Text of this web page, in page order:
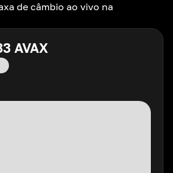
de câmbio ao vivo na
AVAX